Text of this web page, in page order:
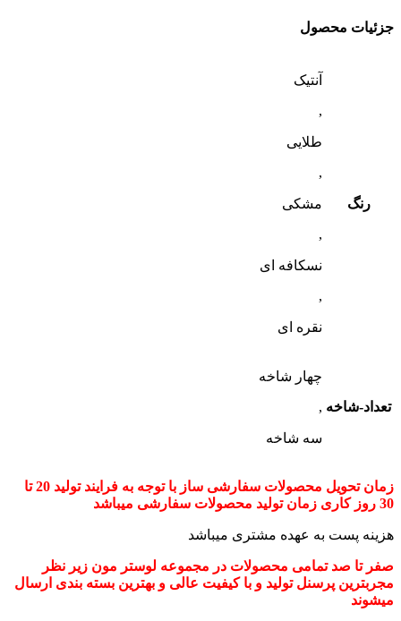
جزئیات محصول
رنگ
آنتیک
,
طلایی
,
مشکی
,
نسکافه ای
,
نقره ای
تعداد-شاخه
چهار شاخه
,
سه شاخه
زمان تحویل محصولات سفارشی ساز با توجه به فرایند تولید 20 تا
30 روز کاری زمان تولید محصولات سفارشی میباشد
هزینه پست به عهده مشتری میباشد
صفر تا صد تمامی محصولات در مجموعه لوستر مون زیر نظر
مجربترین پرسنل تولید و با کیفیت عالی و بهترین بسته بندی ارسال
میشوند